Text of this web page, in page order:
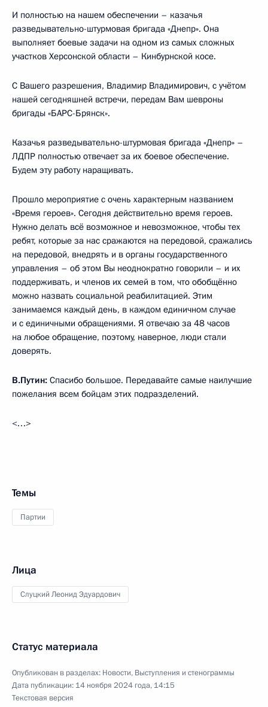
И полностью на нашем обеспечении – казачья
разведывательно-штурмовая бригада «Днепр». Она
выполняет боевые задачи на одном из самых сложных
участков Херсонской области – Кинбурнской косе.
С Вашего разрешения, Владимир Владимирович, с учётом
нашей сегодняшней встречи, передам Вам шевроны
бригады «БАРС-Брянск».
Казачья разведывательно-штурмовая бригада «Днепр» –
ЛДПР полностью отвечает за их боевое обеспечение.
Будем эту работу наращивать.
Прошло мероприятие с очень характерным названием
«Время героев». Сегодня действительно время героев.
Нужно делать всё возможное и невозможное, чтобы тех
ребят, которые за нас сражаются на передовой, сражались
на передовой, внедрять и в органы государственного
управления – об этом Вы неоднократно говорили – и их
поддерживать, и членов их семей в том, что обобщённо
можно назвать социальной реабилитацией. Этим
занимаемся каждый день, в каждом единичном случае
и с единичными обращениями. Я отвечаю за 48 часов
на любое обращение, поэтому, наверное, люди стали
доверять.
В.Путин: Спасибо большое. Передавайте самые наилучшие
пожелания всем бойцам этих подразделений.
<…>
Темы
Партии
Лица
Слуцкий Леонид Эдуардович
Статус материала
Опубликован в разделах: Новости, Выступления и стенограммы
Дата публикации: 14 ноября 2024 года, 14:15
Текстовая версия